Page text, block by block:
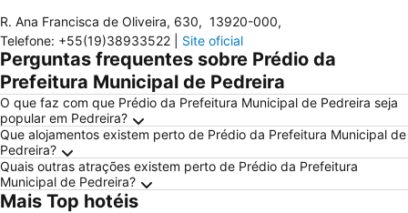
R. Ana Francisca de Oliveira, 630, 13920-000,
Telefone: +55(19)38933522 Site oficial
Perguntas frequentes sobre Prédio da
Prefeitura Municipal de Pedreira
O que faz com que Prédio da Prefeitura Municipal de Pedreira seja
popular em Pedreira?
Que alojamentos existem perto de Prédio da Prefeitura Municipal de
Pedreira?
Quais outras atrações existem perto de Prédio da Prefeitura
Municipal de Pedreira?
Mais Top hotéis